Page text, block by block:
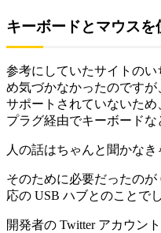
キーボードとマウスを
参考にしていたサイトの
め気づかなかったのです
サポートされていないため
プラグ経由でキーボードな
人の話はちゃんと聞かなき
そのために必要だったの
応の USB ハブとのことでし
開発者の Twitter アカウン